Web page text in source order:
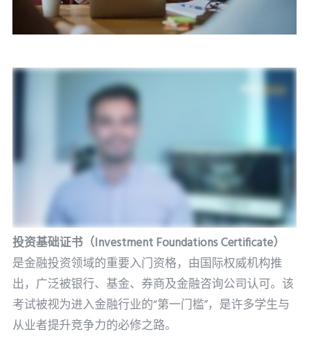
投资基础证书（Investment Foundations Certificate）
是金融投资领域的重要入门资格，由国际权威机构推
出，广泛被银行、基金、券商及金融咨询公司认可。该
考试被视为进入金融行业的“第一门槛”，是许多学生与
从业者提升竞争力的必修之路。